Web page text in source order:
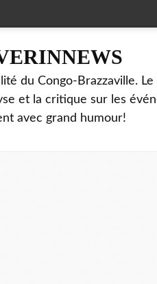
du Congo-Brazzaville.
et la critique sur les
avec grand humour!